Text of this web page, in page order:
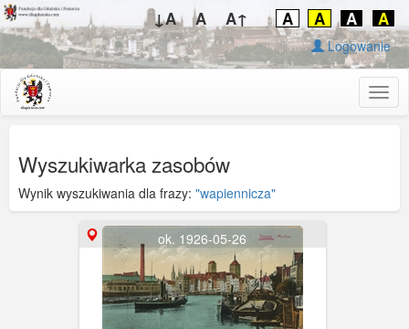
↓A A A↑ A A A A
Logowanie
Wyszukiwarka zasobów
Wynik wyszukiwania dla frazy: "wapiennicza"
ok. 1926-05-26